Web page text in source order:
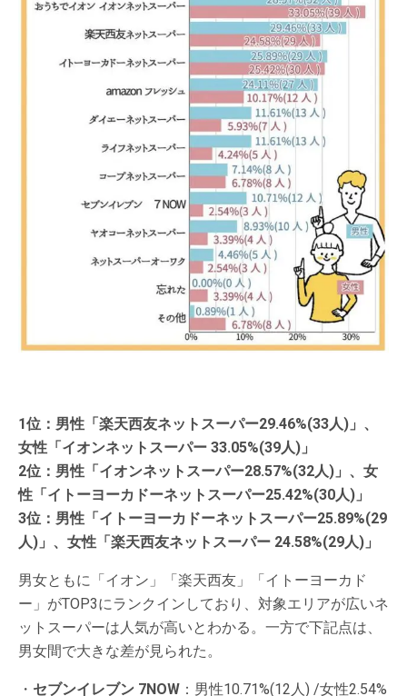
1位：男性「楽天西友ネットスーパー29.46%(33人)」、
女性「イオンネットスーパー 33.05%(39人)」
2位：男性「イオンネットスーパー28.57%(32人)」、女
性「イトーヨーカドーネットスーパー25.42%(30人)」
3位：男性「イトーヨーカドーネットスーパー25.89%(29
人)」、女性「楽天西友ネットスーパー 24.58%(29人)」
男女ともに「イオン」「楽天西友」「イトーヨーカド
ー」がTOP3にランクインしており、対象エリアが広いネ
ットスーパーは人気が高いとわかる。一方で下記点は、
男女間で大きな差が見られた。
・ セブンイレブン 7NOW ：男性10.71%(12人) /女性2.54%